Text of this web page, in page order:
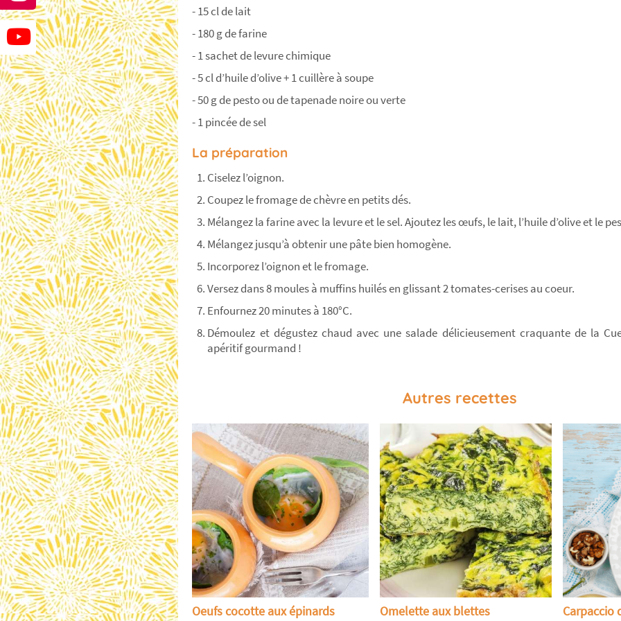
- 15 cl de lait
- 180 g de farine
- 1 sachet de levure chimique
- 5 cl d’huile d’olive + 1 cuillère à soupe
- 50 g de pesto ou de tapenade noire ou verte
- 1 pincée de sel
La préparation
Ciselez l’oignon.
Coupez le fromage de chèvre en petits dés.
Mélangez la farine avec la levure et le sel. Ajoutez les œufs, le lait, l’huile d’olive et le
Mélangez jusqu’à obtenir une pâte bien homogène.
Incorporez l’oignon et le fromage.
Versez dans 8 moules à muffins huilés en glissant 2 tomates-cerises au coeur.
Enfournez 20 minutes à 180°C.
Démoulez et dégustez chaud avec une salade délicieusement craquante de la
apéritif gourmand !
Autres recettes
Oeufs cocotte aux épinards Omelette aux blettes Carpaccio